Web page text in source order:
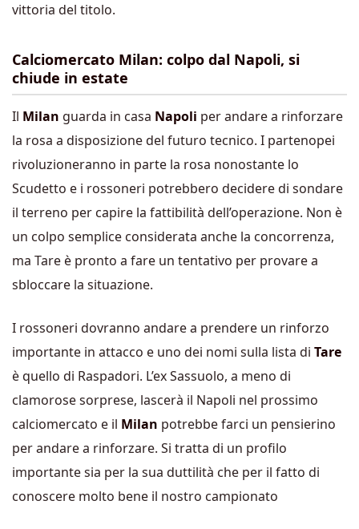
vittoria del titolo.
Calciomercato Milan: colpo dal Napoli, si
chiude in estate
Il Milan guarda in casa Napoli per andare a rinforzare
la rosa a disposizione del futuro tecnico. I partenopei
rivoluzioneranno in parte la rosa nonostante lo
Scudetto e i rossoneri potrebbero decidere di sondare
il terreno per capire la fattibilità dell’operazione. Non è
un colpo semplice considerata anche la concorrenza,
ma Tare è pronto a fare un tentativo per provare a
sbloccare la situazione.
I rossoneri dovranno andare a prendere un rinforzo
importante in attacco e uno dei nomi sulla lista di Tare
è quello di Raspadori. L’ex Sassuolo, a meno di
clamorose sorprese, lascerà il Napoli nel prossimo
calciomercato e il Milan potrebbe farci un pensierino
per andare a rinforzare. Si tratta di un profilo
importante sia per la sua duttilità che per il fatto di
conoscere molto bene il nostro campionato